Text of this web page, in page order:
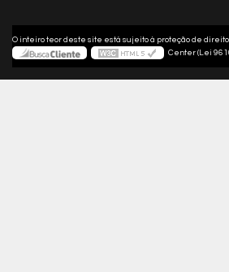
O inteiro teor deste site está sujeito à proteção de
Center (Lei